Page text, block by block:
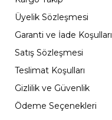
Üyelik Sözleşmesi
Garanti ve İade Koşulları
Satış Sözleşmesi
Teslimat Koşulları
Gizlilik ve Güvenlik
Ödeme Seçenekleri